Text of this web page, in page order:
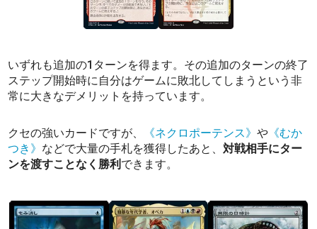
いずれも追加の1ターンを得ます。その追加のターンの終了
ステップ開始時に自分はゲームに敗北してしまうという非
常に大きなデメリットを持っています。
クセの強いカードですが、 《ネクロポーテンス》や 《むか
つき》 などで大量の手札を獲得したあと、対戦相手にター
ンを渡すことなく勝利 できます。